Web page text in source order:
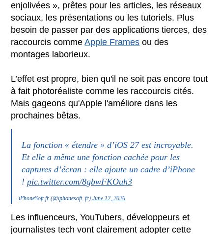
enjolivées », prêtes pour les articles, les réseaux
sociaux, les présentations ou les tutoriels. Plus
besoin de passer par des applications tierces, des
raccourcis commeApple Frames ou des
montages laborieux.
L’effet est propre, bien qu'il ne soit pas encore tout
à fait photoréaliste comme les raccourcis cités.
Mais gageons qu'Apple l'améliore dans les
prochaines bêtas.
La fonction « étendre » d’iOS 27 est incroyable.
Et elle a même une fonction cachée pour les
captures d’écran : elle ajoute un cadre d’iPhone
! pic.twitter.com/8gbwFKOuh3
— iPhoneSoft.fr (@iphonesoft_fr)June 12, 2026
Les influenceurs, YouTubers, développeurs et
journalistes tech vont clairement adopter cette